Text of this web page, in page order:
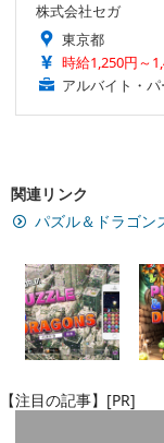
株式会社セガ
東京都
時給1,250円～
アルバイト・パ
関連リンク
パズル＆ドラゴン
【注目の記事】[PR]